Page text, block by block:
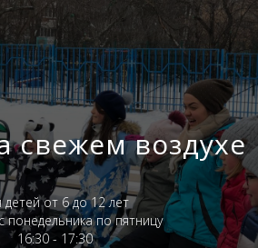
свежем воздухе
детей от 6 до 12 лет
понедельника по пятницу
16:30 - 17:30